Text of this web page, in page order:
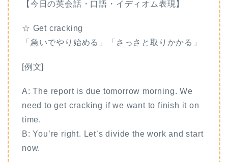
【今日の英会話・口語・イディオム表現】
☆ Get cracking
「急いでやり始める」「さっさと取りかかる」
[例文]
A: The report is due tomorrow morning. We
need to get cracking if we want to finish it on
time.
B: You’re right. Let’s divide the work and start
now.